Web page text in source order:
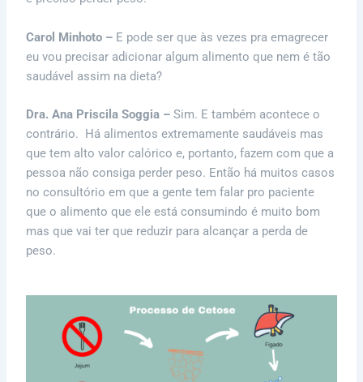
Carol Minhoto – E pode ser que às vezes pra emagrecer
eu vou precisar adicionar algum alimento que nem é tão
saudável assim na dieta?
Dra. Ana Priscila Soggia –Sim. E também acontece o
contrário. Há alimentos extremamente saudáveis mas
que tem alto valor calórico e, portanto, fazem com que a
pessoa não consiga perder peso. Então há muitos casos
no consultório em que a gente tem falar pro paciente
que o alimento que ele está consumindo é muito bom
mas que vai ter que reduzir para alcançar a perda de
peso.